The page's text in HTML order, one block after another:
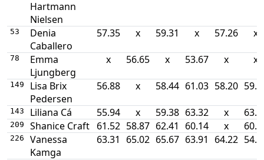
Hartmann
Nielsen
53
Denia
Caballero
57.35 x 59.31 x 57.26 x
78
Emma
Ljungberg
x 56.65 x 53.67 x x
149
Lisa Brix
Pedersen
56.88 x 58.44 61.03 58.20
143 Liliana Cá 55.94 x 59.38 63.32 x
209 Shanice Craft 61.52 58.87 62.41 60.14 x
226
Vanessa
Kamga
63.31 65.02 65.67 63.91 64.22